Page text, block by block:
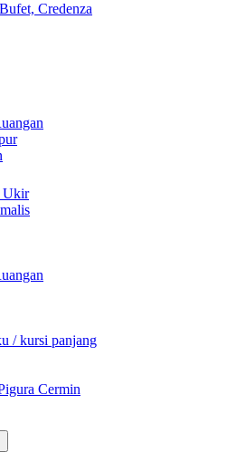
Credenza
Ukir
/ kursi panjang
Cermin